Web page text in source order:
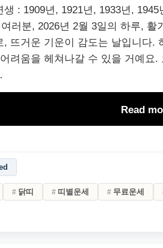
생 : 1909년, 1921년, 1933년,
러분, 2026년 2월 3일의 하루,
, 뜨거운 기운이 감도는 날입니다.
려움을 헤쳐나갈 수 있을 거예요
Read
닭띠 띠별운세 무료운세